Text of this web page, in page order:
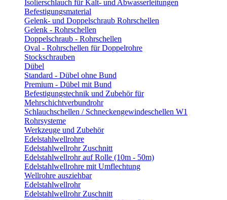
Isolierschlauch für Kalt- und Abwasserleitungen
Befestigungsmaterial
Gelenk- und Doppelschraub Rohrschellen
Gelenk - Rohrschellen
Doppelschraub - Rohrschellen
Oval - Rohrschellen für Doppelrohre
Stockschrauben
Dübel
Standard - Dübel ohne Bund
Premium - Dübel mit Bund
Befestigungstechnik und Zubehör für
Mehrschichtverbundrohr
Schlauchschellen / Schneckengewindeschellen W1
Rohrsysteme
Werkzeuge und Zubehör
Edelstahlwellrohre
Edelstahlwellrohr Zuschnitt
Edelstahlwellrohr auf Rolle (10m - 50m)
Edelstahlwellrohre mit Umflechtung
Wellrohre ausziehbar
Edelstahlwellrohr
Edelstahlwellrohr Zuschnitt